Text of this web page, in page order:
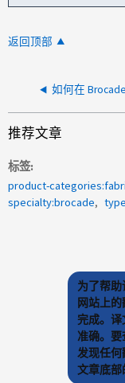
返回顶部
推荐文章
标签
specialty:brocade
为了帮
网站上
完成。译
准确。
发现任何
文章底部